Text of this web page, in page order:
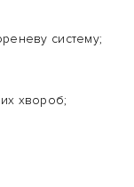
систему;
хвороб;